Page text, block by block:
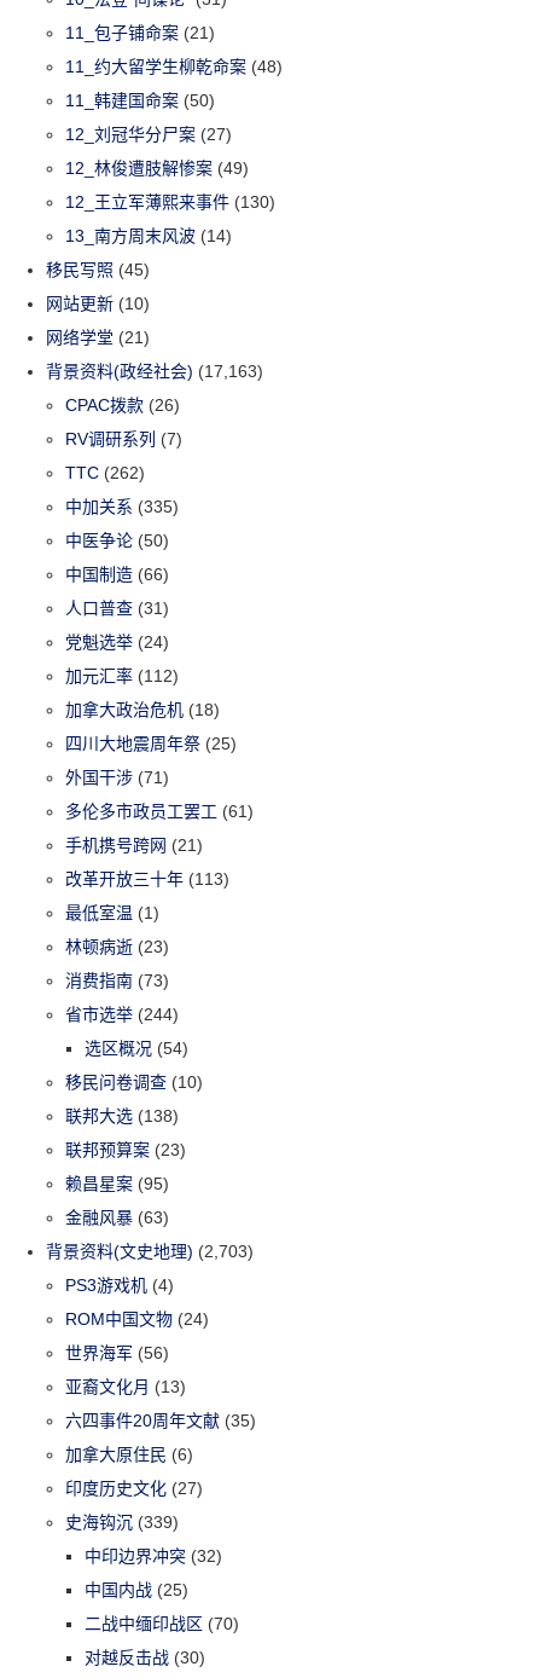
11_包子铺命案 (21)
11_约大留学生柳乾命案 (48)
11_韩建国命案 (50)
12_刘冠华分尸案 (27)
12_林俊遭肢解惨案 (49)
12_王立军薄熙来事件 (130)
13_南方周末风波 (14)
移民写照 (45)
网站更新 (10)
网络学堂 (21)
背景资料(政经社会) (17,163)
CPAC拨款 (26)
RV调研系列 (7)
TTC (262)
中加关系 (335)
中医争论 (50)
中国制造 (66)
人口普查 (31)
党魁选举 (24)
加元汇率 (112)
加拿大政治危机 (18)
四川大地震周年祭 (25)
外国干涉 (71)
多伦多市政员工罢工 (61)
手机携号跨网 (21)
改革开放三十年 (113)
最低室温 (1)
林顿病逝 (23)
消费指南 (73)
省市选举 (244)
选区概况 (54)
移民问卷调查 (10)
联邦大选 (138)
联邦预算案 (23)
赖昌星案 (95)
金融风暴 (63)
背景资料(文史地理) (2,703)
PS3游戏机 (4)
ROM中国文物 (24)
世界海军 (56)
亚裔文化月 (13)
六四事件20周年文献 (35)
加拿大原住民 (6)
印度历史文化 (27)
史海钩沉 (339)
中印边界冲突 (32)
中国内战 (25)
二战中缅印战区 (70)
对越反击战 (30)